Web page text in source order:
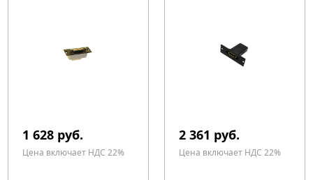
1 628 руб.
Цена включает НДС 22%
2 361 руб.
Цена включает НДС 22%